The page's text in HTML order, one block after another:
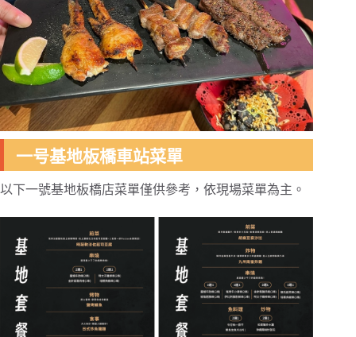
一号基地板橋車站菜單
以下一號基地板橋店菜單僅供參考，依現場菜單為主。